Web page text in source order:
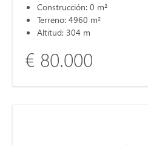
Construcción: 0 m²
Terreno: 4960 m²
Altitud: 304 m
€ 80.000